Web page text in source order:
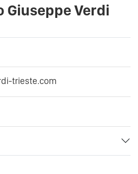
Giuseppe Verdi
trieste.com